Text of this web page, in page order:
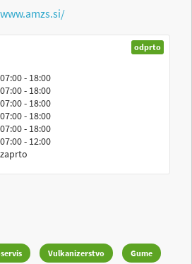
odprto
07:00 - 18:00
07:00 - 18:00
07:00 - 18:00
07:00 - 18:00
07:00 - 18:00
07:00 - 12:00
zaprto
Vulkanizerstvo Gume